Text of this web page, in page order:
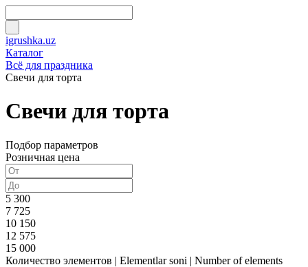
igrushka.uz
Каталог
Всё для праздника
Свечи для торта
Свечи для торта
Подбор параметров
Розничная цена
5 300
7 725
10 150
12 575
15 000
Количество элементов | Elementlar soni | Number of elements